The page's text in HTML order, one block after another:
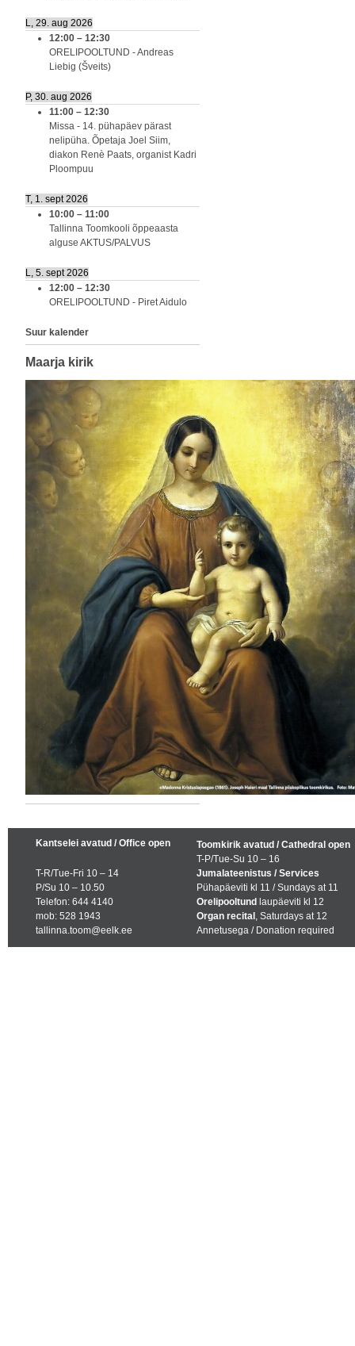
L, 29. aug 2026
12:00 – 12:30
ORELIPOOLTUND - Andreas
Liebig (Šveits)
P, 30. aug 2026
11:00 – 12:30
Missa - 14. pühapäev pärast
nelipüha. Õpetaja Joel Siim,
diakon Renè Paats, organist Kadri
Ploompuu
T, 1. sept 2026
10:00 – 11:00
Tallinna Toomkooli õppeaasta
alguse AKTUS/PALVUS
L, 5. sept 2026
12:00 – 12:30
ORELIPOOLTUND - Piret Aidulo
Suur kalender
Maarja kirik
Kantselei avatud / Office open
T-R/Tue-Fri 10 – 14
P/Su 10 – 10.50
Telefon: 644 4140
mob: 528 1943
tallinna.toom@eelk.ee
Toomkirik avatud / Cathedral open
T-P/Tue-Su 10 – 16
Jumalateenistus / Services
Pühapäeviti kl 11 / Sundays at 11
Orelipooltund laupäeviti kl 12
Organ recital , Saturdays at 12
Annetusega / Donation required